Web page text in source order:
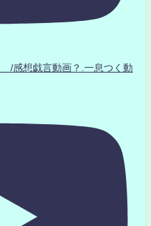
感想戯言動画？.一息つく動